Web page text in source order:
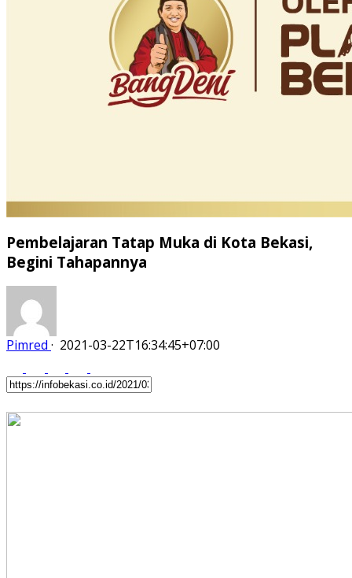
Pembelajaran Tatap Muka di Kota Bekasi,
Begini Tahapannya
Pimred · 2021-03-22T16:34:45+07:00